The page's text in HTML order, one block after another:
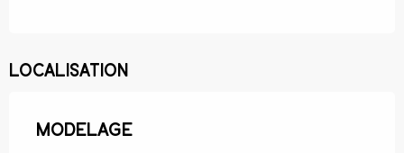
Localisation
Modelage